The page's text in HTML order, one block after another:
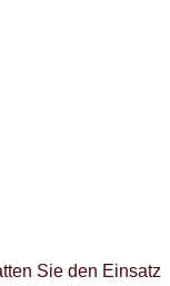
Sie den Einsatz